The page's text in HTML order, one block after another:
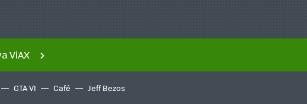
ViAX
GTA VI Café Jeff Bezos